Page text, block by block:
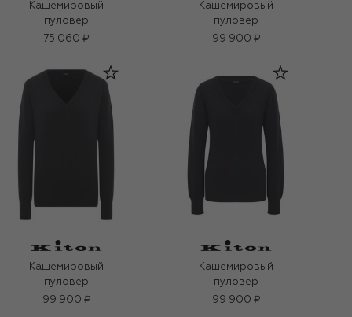
Кашемировый
пуловер
75 060 ₽
Кашемировый
пуловер
99 900 ₽
Кашемировый
пуловер
99 900 ₽
Кашемировый
пуловер
99 900 ₽